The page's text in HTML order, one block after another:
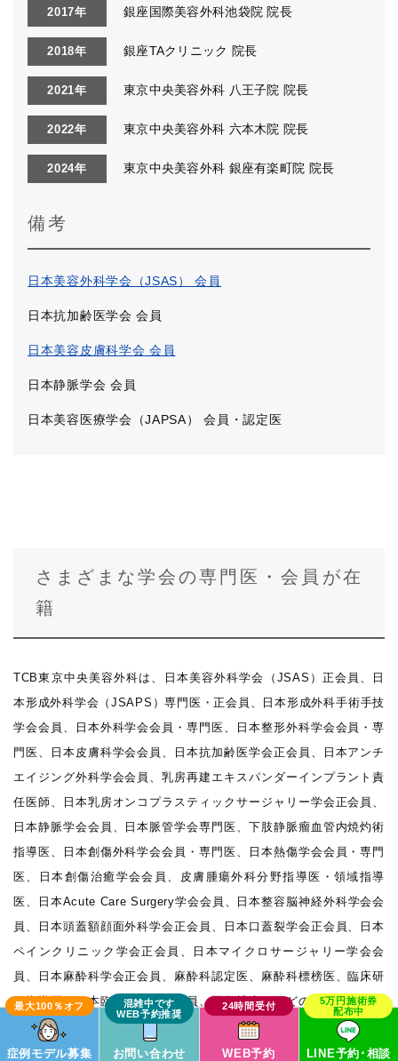
2017年 銀座国際美容外科池袋院 院長
2018年 銀座TAクリニック 院長
2021年 東京中央美容外科 八王子院 院長
2022年 東京中央美容外科 六本木院 院長
2024年 東京中央美容外科 銀座有楽町院 院長
備考
日本美容外科学会（JSAS） 会員
日本抗加齢医学会 会員
日本美容皮膚科学会 会員
日本静脈学会 会員
日本美容医療学会（JAPSA） 会員・認定医
さまざまな学会の専門医・会員が在
籍
TCB東京中央美容外科は、日本美容外科学会（JSAS）正会員、日
本形成外科学会（JSAPS）専門医・正会員、日本形成外科手術手技
学会会員、日本外科学会会員・専門医、日本整形外科学会会員・専
門医、日本皮膚科学会会員、日本抗加齢医学会正会員、日本アンチ
エイジング外科学会会員、乳房再建エキスパンダーインプラント責
任医師、日本乳房オンコプラスティックサージャリー学会正会員、
日本静脈学会会員、日本脈管学会専門医、下肢静脈瘤血管内焼灼術
指導医、日本創傷外科学会会員・専門医、日本熱傷学会会員・専門
医、日本創傷治癒学会会員、皮膚腫瘍外科分野指導医・領域指導
医、日本Acute Care Surgery学会会員、日本整容脳神経外科学会会
員、日本頭蓋額顔面外科学会正会員、日本口蓋裂学会正会員、日本
ペインクリニック学会正会員、日本マイクロサージャリー学会会
員、日本麻酔科学会正会員、麻酔科認定医、麻酔科標榜医、臨床研
修指導医、日本臨床外科学会会員、医学博士、などの資格を持つ医
師が在籍しています。
症例モデル募集 お問い合わせ WEB予約 LINE予約･相談